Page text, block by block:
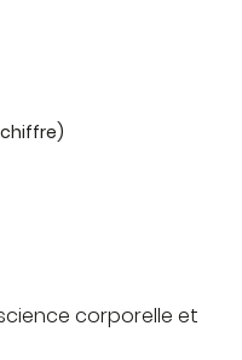
corporelle et